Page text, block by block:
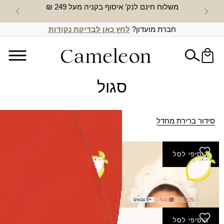
משלוח חינם לנק’ איסוף בקניה מעל 249 ₪ חדש
חברת מועדון? לחץ כאן לבדיקת נקודות
סגול
סידור ברירת מחדל
הוסיפי לסל
צעיף טיגריס
₪40.00
+6 צבעים
הוסיפי לסל
מטפחת עלמה (מרובעת)
הוסיפי לסל